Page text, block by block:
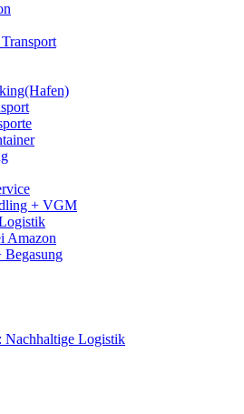
+ VGM
Amazon
Begasung
Nachhaltige Logistik